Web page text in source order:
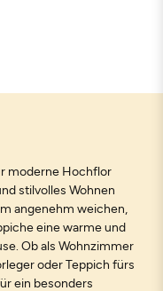
moderne Hochflor
stilvolles Wohnen
angenehm weichen,
eine warme und
Ob als Wohnzimmer
oder Teppich fürs
ein besonders